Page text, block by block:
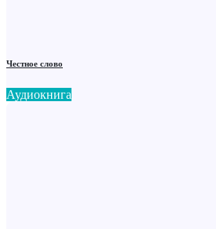
Честное слово
Аудиокнига